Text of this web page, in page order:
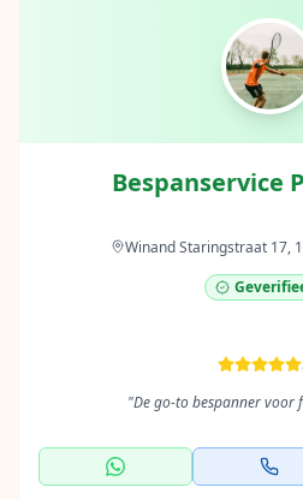
Bespanservice
Winand Staringstraat 17,
"De go-to bespanner voor